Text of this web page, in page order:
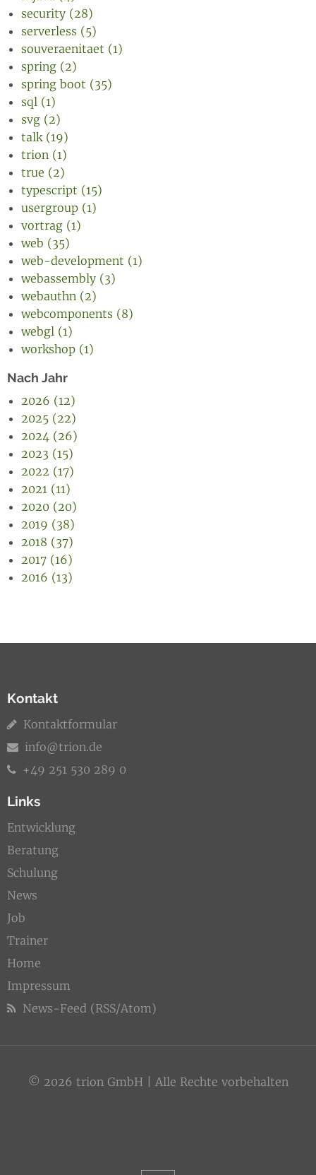
security (28)
serverless (5)
souveraenitaet (1)
spring (2)
spring boot (35)
sql (1)
svg (2)
talk (19)
trion (1)
true (2)
typescript (15)
usergroup (1)
vortrag (1)
web (35)
web-development (1)
webassembly (3)
webauthn (2)
webcomponents (8)
webgl (1)
workshop (1)
Nach Jahr
2026 (12)
2025 (22)
2024 (26)
2023 (15)
2022 (17)
2021 (11)
2020 (20)
2019 (38)
2018 (37)
2017 (16)
2016 (13)
Kontakt
Kontaktformular
info@trion.de
+49 251 530 289 0
Links
Entwicklung
Beratung
Schulung
News
Job
Trainer
Home
Impressum
News-Feed (RSS/Atom)
© 2026 trion GmbH | Alle Rechte vorbehalten